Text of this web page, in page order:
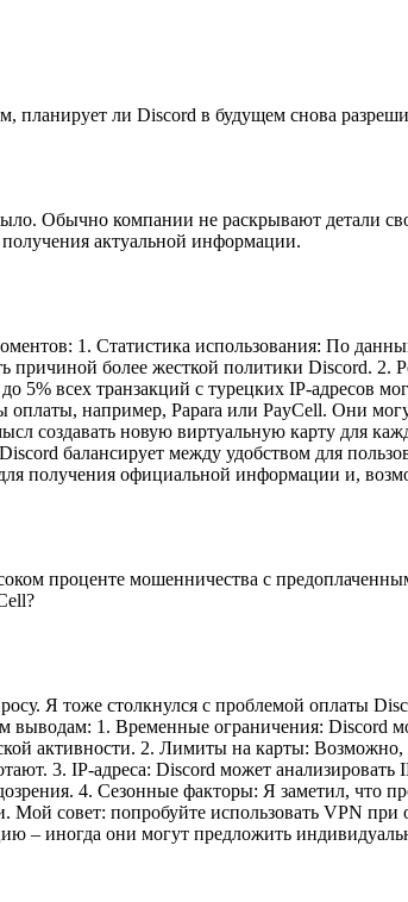
ли Discord в будущем снова
Обычно компании не раскрывают детали
актуальной информации.
1. Статистика использования: По
причиной более жесткой политики Discord. 2.
5% всех транзакций с турецких IP-адресов
например, Papara или PayCell. Они
создавать новую виртуальную карту для
балансирует между удобством для
получения официальной информации и,
проценте мошенничества с
Я тоже столкнулся с проблемой оплаты
1. Временные ограничения: Discord
активности. 2. Лимиты на карты:
3. IP-адреса: Discord может анализировать
4. Сезонные факторы: Я заметил, что
совет: попробуйте использовать VPN
– иногда они могут предложить